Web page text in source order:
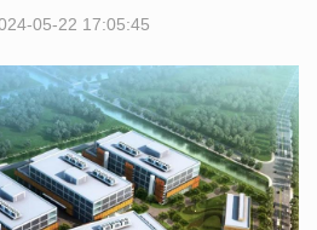
05-22 17:05:45